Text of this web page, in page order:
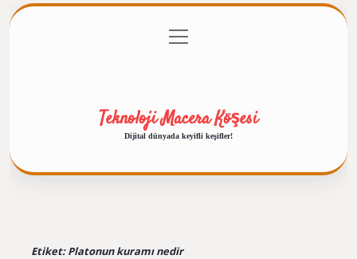
Gizlilik Politikası
menüyü
aç
Teknoloji Macera Köşesi
Dijital dünyada keyifli keşifler!
Etiket:Platonun kuramı nedir